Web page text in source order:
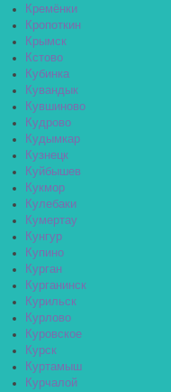
Кремёнки
Кропоткин
Крымск
Кстово
Кубинка
Кувандык
Кувшиново
Кудрово
Кудымкар
Кузнецк
Куйбышев
Кукмор
Кулебаки
Кумертау
Кунгур
Купино
Курган
Курганинск
Курильск
Курлово
Куровское
Курск
Куртамыш
Курчалой